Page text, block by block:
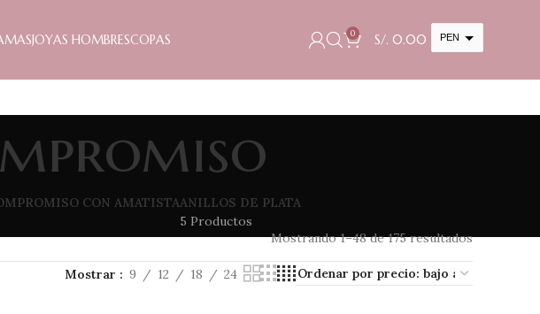
JOYAS HOMBRESCOPAS 0 S/. 0.00 PEN
cambiar la tasa y esta descripción a los valores correctos
CON AMATISTAANILLOS DE PLATA
5 Productos
Mostrando 1–48 de 175 resultados
Mostrar 9 12 18 24